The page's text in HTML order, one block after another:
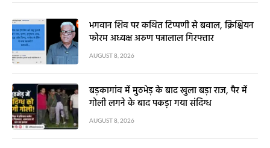
भगवान शिव पर कथित टिप्पणी से बवाल, क्रिश्चियन
फोरम अध्यक्ष अरुण पन्नालाल गिरफ्तार
AUGUST 8, 2026
बड़कागांव में मुठभेड़ के बाद खुला बड़ा राज, पैर में
गोली लगने के बाद पकड़ा गया संदिग्ध
AUGUST 8, 2026